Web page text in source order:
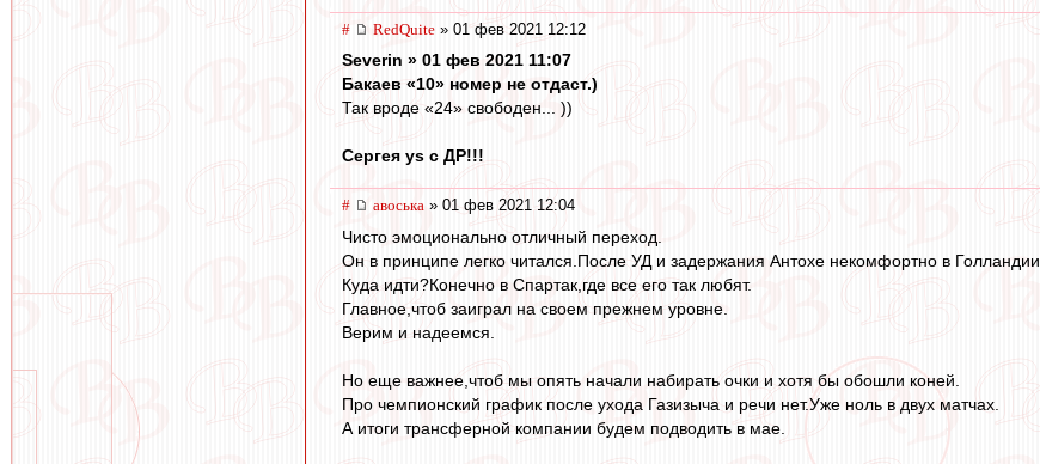
# RedQuite » 01 фев 2021 12:12
Severin » 01 фев 2021 11:07
Бакаев «10» номер не отдаст.)
Так вроде «24» свободен... ))
Сергея ys с ДР!!!
# авоська » 01 фев 2021 12:04
Чисто эмоционально отличный переход.
Он в принципе легко читался.После УД и задержания Антохе некомфортно в Голландии.
Куда идти?Конечно в Спартак,где все его так любят.
Главное,чтоб заиграл на своем прежнем уровне.
Верим и надеемся.
Но еще важнее,чтоб мы опять начали набирать очки и хотя бы обошли коней.
Про чемпионский график после ухода Газизыча и речи нет.Уже ноль в двух матчах.
А итоги трансферной компании будем подводить в мае.